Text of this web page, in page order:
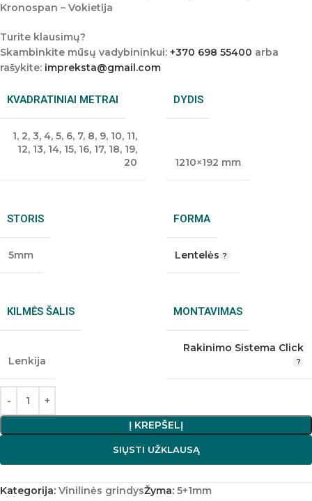
Kronospan – Vokietija
Turite klausimų?
Skambinkite mūsų vadybininkui: +370 698 55400 arba
rašykite: impreksta@gmail.com
KVADRATINIAI METRAI
1, 2, 3, 4, 5, 6, 7, 8, 9, 10, 11,
12, 13, 14, 15, 16, 17, 18, 19,
20
DYDIS
1210×192 mm
STORIS
5mm
FORMA
Lentelės
KILMĖS ŠALIS
Lenkija
MONTAVIMAS
Rakinimo Sistema Click
Į KREPŠELĮ
SIŲSTI UŽKLAUSĄ
Kategorija: Vinilinės grindysŽyma: 5+1mm